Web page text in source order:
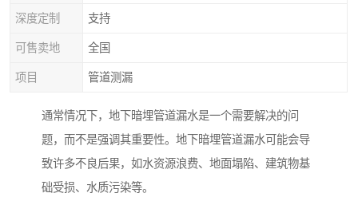
深度定制 支持
可售卖地 全国
项目 管道测漏
通常情况下，地下暗埋管道漏水是一个需要解决的问
题，而不是强调其重要性。地下暗埋管道漏水可能会导
致许多不良后果，如水资源浪费、地面塌陷、建筑物基
础受损、水质污染等。